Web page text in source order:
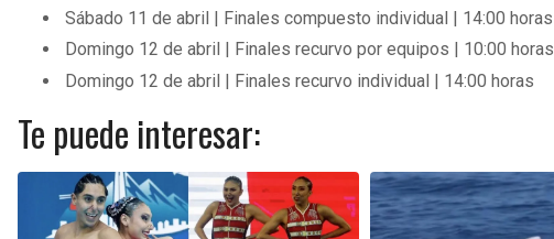
Sábado 11 de abril | Finales compuesto individual | 14:00 horas
Domingo 12 de abril | Finales recurvo por equipos | 10:00 horas
Domingo 12 de abril | Finales recurvo individual | 14:00 horas
Te puede interesar: